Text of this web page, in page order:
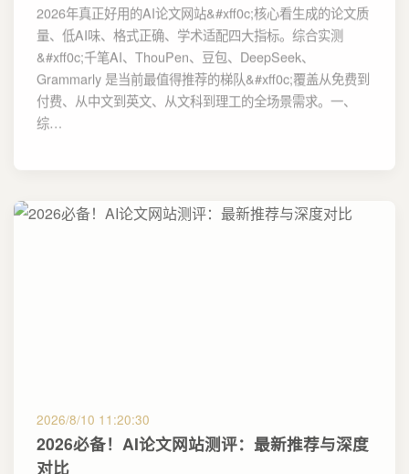
2026年真正好用的AI论文网站&#xff0c;核心看生成的论文质
量、低AI味、格式正确、学术适配四大指标。综合实测
&#xff0c;千笔AI、ThouPen、豆包、DeepSeek、
Grammarly 是当前最值得推荐的梯队&#xff0c;覆盖从免费到
付费、从中文到英文、从文科到理工的全场景需求。一、
综…
2026/8/10 11:20:30
2026必备！AI论文网站测评：最新推荐与深度
对比